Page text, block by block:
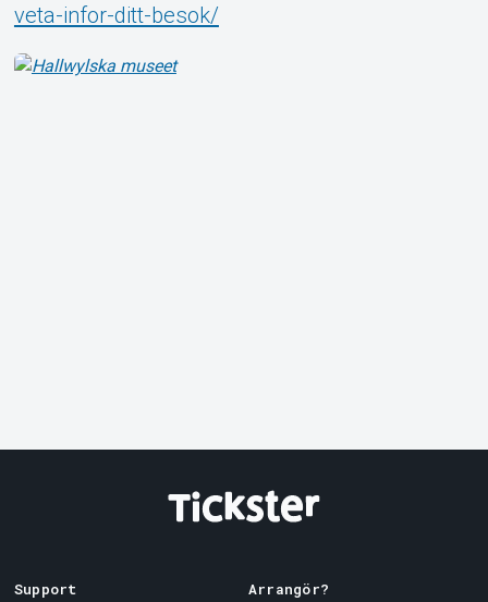
veta-infor-ditt-besok/
Support Arrangör?